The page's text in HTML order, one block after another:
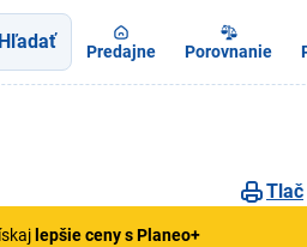
Hľadať Predajne Porovnanie
Tlač
lepšie ceny s Planeo+